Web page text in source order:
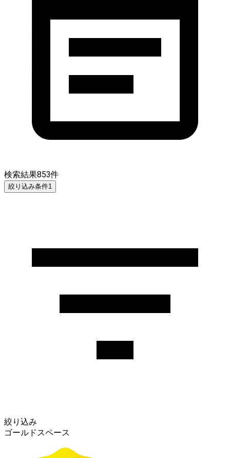
検索結果853件
絞り込み条件1
絞り込み
ゴールドスペース